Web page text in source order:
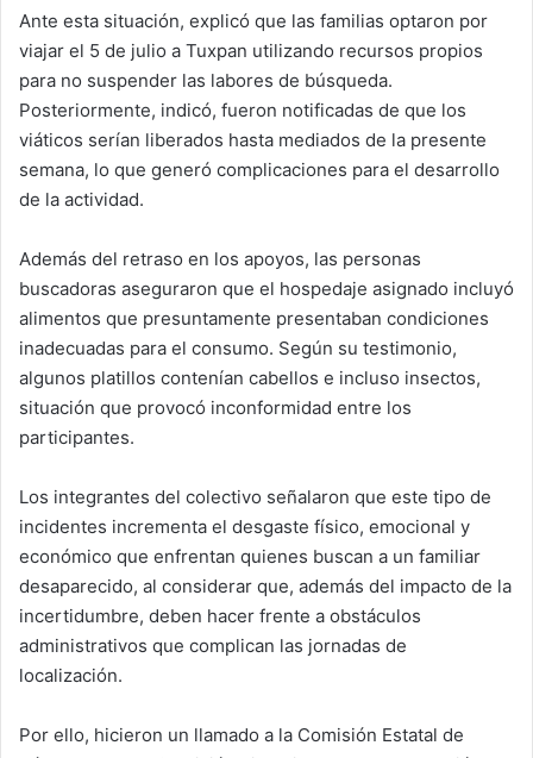
Ante esta situación, explicó que las familias optaron por
viajar el 5 de julio a Tuxpan utilizando recursos propios
para no suspender las labores de búsqueda.
Posteriormente, indicó, fueron notificadas de que los
viáticos serían liberados hasta mediados de la presente
semana, lo que generó complicaciones para el desarrollo
de la actividad.
Además del retraso en los apoyos, las personas
buscadoras aseguraron que el hospedaje asignado incluyó
alimentos que presuntamente presentaban condiciones
inadecuadas para el consumo. Según su testimonio,
algunos platillos contenían cabellos e incluso insectos,
situación que provocó inconformidad entre los
participantes.
Los integrantes del colectivo señalaron que este tipo de
incidentes incrementa el desgaste físico, emocional y
económico que enfrentan quienes buscan a un familiar
desaparecido, al considerar que, además del impacto de la
incertidumbre, deben hacer frente a obstáculos
administrativos que complican las jornadas de
localización.
Por ello, hicieron un llamado a la Comisión Estatal de